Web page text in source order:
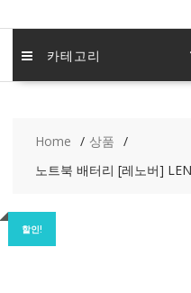
카테고리
Home
상품
노트북 배터리 [레노버]
할인!